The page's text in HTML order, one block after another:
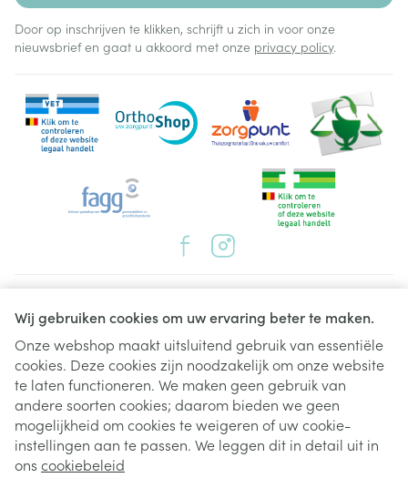
Wij gebruiken cookies om uw ervaring beter te maken.
Onze webshop maakt uitsluitend gebruik van essentiële
cookies. Deze cookies zijn noodzakelijk om onze website
te laten functioneren. We maken geen gebruik van
andere soorten cookies; daarom bieden we geen
mogelijkheid om cookies te weigeren of uw cookie-
instellingen aan te passen. We leggen dit in detail uit in
ons cookiebeleid
Door op inschrijven te klikken, schrijft u zich in voor onze
nieuwsbrief en gaat u akkoord met onze privacy policy.
Juridische links